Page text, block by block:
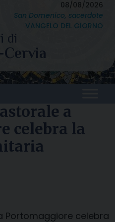
08/08/2026
San Domenico, sacerdote
VANGELO DEL GIORNO
a
celebra la
Portomaggiore celebra